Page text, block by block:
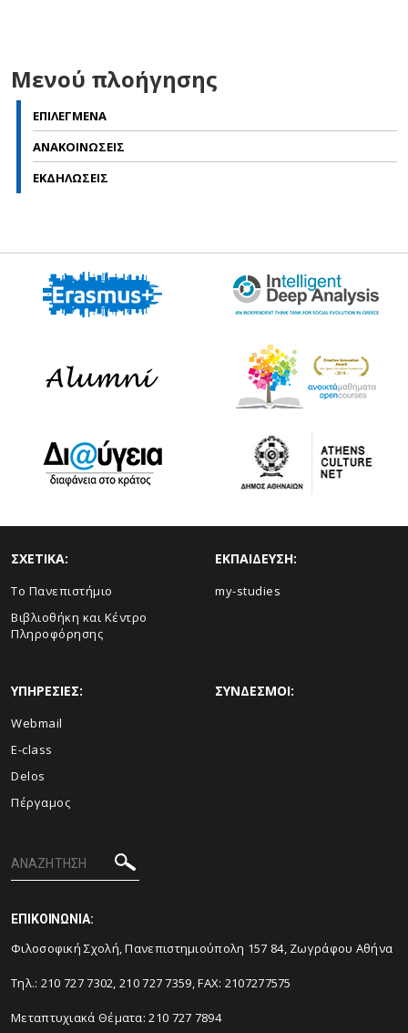
Μενού πλοήγησης
ΕΠΙΛΕΓΜΕΝΑ
ΑΝΑΚΟΙΝΩΣΕΙΣ
ΕΚΔΗΛΩΣΕΙΣ
ΣΧΕΤΙΚΑ:
Το Πανεπιστήμιο
Βιβλιοθήκη και Κέντρο
Πληροφόρησης
ΕΚΠΑΙΔΕΥΣΗ:
my-studies
ΥΠΗΡΕΣΙΕΣ:
Webmail
E-class
Delos
Πέργαμος
ΣΥΝΔΕΣΜΟΙ:
ΕΠΙΚΟΙΝΩΝΙΑ:
Φιλοσοφική Σχολή, Πανεπιστημιούπολη 157 84, Ζωγράφου Αθήνα
Τηλ.: 210 727 7302, 210 727 7359, FAX: 2107277575
Μεταπτυχιακά Θέματα: 210 727 7894